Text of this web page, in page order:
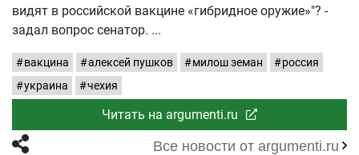
видят в российской вакцине «гибридное оружие»"? -
задал вопрос сенатор.
вакцина алексей пушков милош земан
россия
украина
чехия
Читать на argumenti.ru
Все новости от argumenti.ru